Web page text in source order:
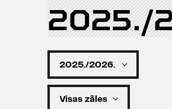
2025./